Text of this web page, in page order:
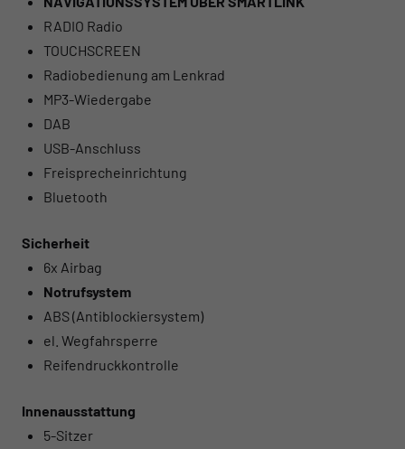
RADIO Radio
TOUCHSCREEN
Radiobedienung am Lenkrad
MP3-Wiedergabe
DAB
USB-Anschluss
Freisprecheinrichtung
Bluetooth
Sicherheit
6x Airbag
Notrufsystem
ABS (Antiblockiersystem)
el. Wegfahrsperre
Reifendruckkontrolle
Innenausstattung
5-Sitzer